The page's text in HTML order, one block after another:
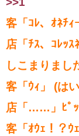
客「ｺﾚ、ｵﾈﾁｨ
店「ﾁｽ、ｺﾚｯ
しこまりまし
客「ｳｨ」 (は
店「……」ﾋﾟ
客「ｵｳｪ！？ｳ